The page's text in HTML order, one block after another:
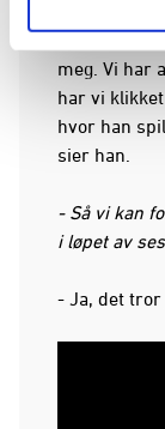
med Geir
meg. Vi har
har vi
hvor han
sier han.
- Så vi kan
i løpet av
- Ja, det tror